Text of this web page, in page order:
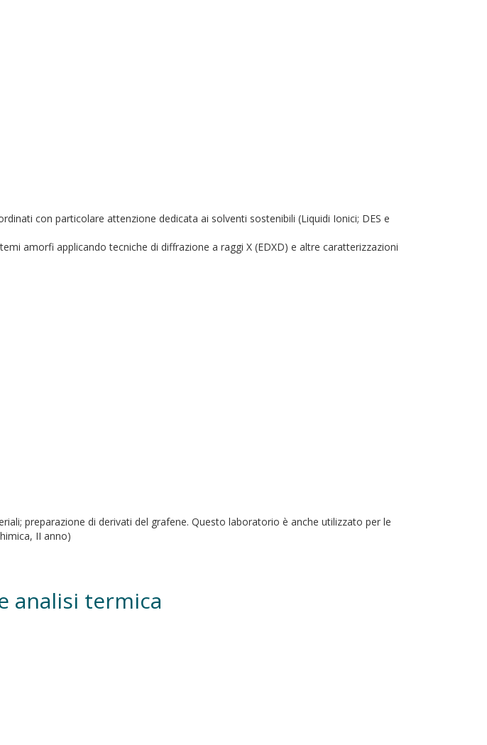
con particolare attenzione dedicata ai solventi sostenibili (Liquidi Ionici; DES e
amorfi applicando tecniche di diffrazione a raggi X (EDXD) e altre caratterizzazioni
preparazione di derivati del grafene. Questo laboratorio è anche utilizzato per le
II anno)
analisi termica